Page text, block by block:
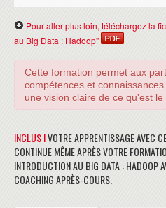
Pour aller plus loin, téléchargez la
au Big Data : Hadoop"
Cette formation permet aux
compétences et
une vision claire de ce qu'est le
INCLUS !VOTRE APPRENTISSAGE AVEC
CONTINUE MÊME APRÈS VOTRE
INTRODUCTION AU BIG DATA : HADOOP
COACHING APRÈS-COURS.